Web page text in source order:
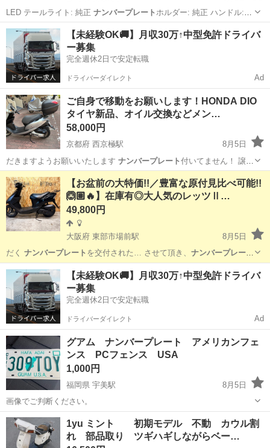
LED テールライト: 純正 ナンバープレート ホルダー: 純正 ハンドル:
純…
福岡 大牟田市 新栄町駅 ヤマハ ドラッグスター
【未経験OK🚚】月収30万↑中型免許ドライバ
ー募集
完全週休2日で安定転職
ドライバーダイレクト Ad
ご自身で移動をお願いします！HONDA DIO
タイヤ新品、オイル交換などメン…
58,000円
京都府 西京極駅
8月5日
だきますようお願いいたします ナンバープレート付いてません！ 譲渡
証明書お渡し…
京都 京都市 西京極駅 バイク オイル
【お盆前の大特価!!／豊富な原付見比べ可能!!
🙆🏽🔥】在庫有◎大人気のレッツⅡ…
49,800円
大阪府 東部市場前駅
8月5日
だく ナンバープレート を交付された… させて頂き、 ナンバープレート
を取得後、こ…
大阪 大阪市 東部市場前駅 バイク レッツ
【未経験OK🚚】月収30万↑中型免許ドライバ
ー募集
完全週休2日で安定転職
ドライバーダイレクト Ad
グアム ナンバープレート アメリカンフェ
ンス PCフェンス USA
1,000円
福岡県 宇美駅
8月5日
画像でご判断ください。
福岡 大野城市 宇美駅 アクセサリー
1yu ミント 初期モデル 不動 カウル割
れ 部品取り ツギハギしながらベー…